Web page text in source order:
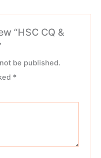
“HSC CQ &
be published.
*